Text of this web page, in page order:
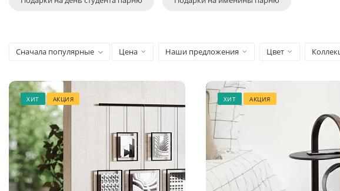
Сначала популярные Цена Наши предложения Цвет
ХИТ АКЦИЯ ХИТ АКЦИЯ